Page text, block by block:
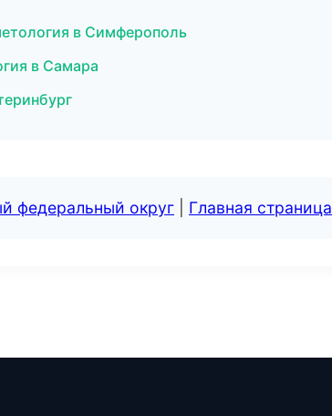
в Симферополь
в Самара
федеральный округ Главная страница